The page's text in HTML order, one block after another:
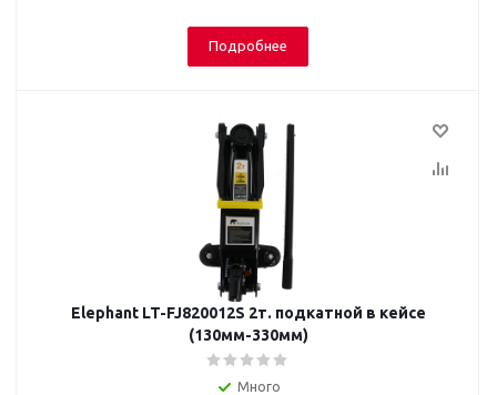
Подробнее
Elephant LT-FJ820012S 2т. подкатной в кейсе
(130мм-330мм)
Много